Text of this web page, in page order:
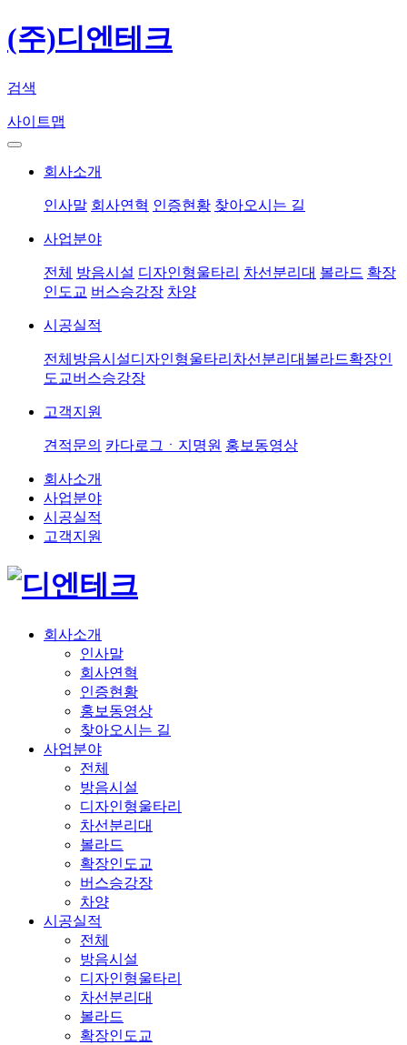
(주)디엔테크
검색
사이트맵
회사소개
인사말 회사연혁 인증현황 찾아오시는 길
사업분야
전체 방음시설 디자인형울타리 차선분리대 볼라드 확장
인도교 버스승강장 차양
시공실적
전체 방음시설디자인형울타리 차선분리대 볼라드확장인
도교버스승강장
고객지원
견적문의 카다로그ㆍ지명원 홍보동영상
회사소개
사업분야
시공실적
고객지원
회사소개
인사말
회사연혁
인증현황
홍보동영상
찾아오시는 길
사업분야
전체
방음시설
디자인형울타리
차선분리대
볼라드
확장인도교
버스승강장
차양
시공실적
전체
방음시설
디자인형울타리
차선분리대
볼라드
확장인도교